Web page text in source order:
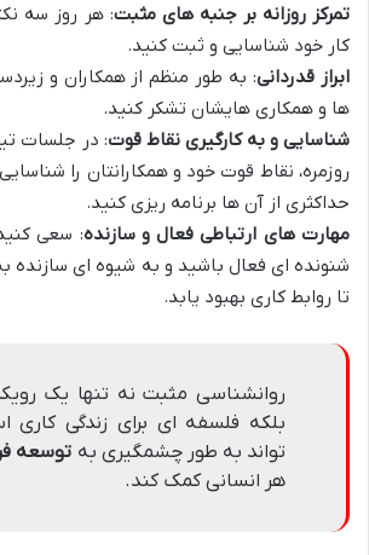
تمرکز روزانه بر جنبه های مثبت: هر روز سه
کار خود شناسایی و ثبت کنید.
ابراز قدردانی: به طور منظم از همکاران و
ها و همکاری هایشان تشکر کنید.
شناسایی و به کارگیری نقاط قوت: در جلسات
روزمره، نقاط قوت خود و همکارانتان را
حداکثری از آن ها برنامه ریزی کنید.
مهارت های ارتباطی فعال و سازنده: سعی
شنونده ای فعال باشید و به شیوه ای سازنده
تا روابط کاری بهبود یابد.
روانشناسی مثبت نه تنها یک
بلکه فلسفه ای برای زندگی
تواند به طور چشمگیری به توسعه
هر انسانی کمک کند.